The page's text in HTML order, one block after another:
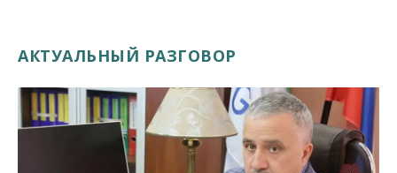
АКТУАЛЬНЫЙ РАЗГОВОР